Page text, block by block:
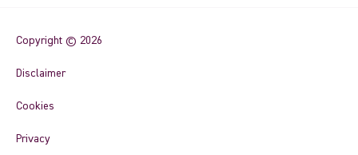
Copyright © 2026
Disclaimer
Cookies
Privacy